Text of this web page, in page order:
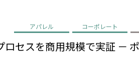
アパレル コーポレート
セスを商用規模で実証 －